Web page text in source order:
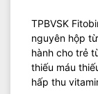
TPBVSK
nguyên hộp
hành cho trẻ
thiếu máu
hấp thu